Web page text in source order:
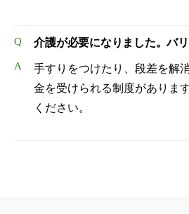
Q
介護が必要になりました。バ
A
手すりをつけたり、段差を解
金を受けられる制度がありま
ください。